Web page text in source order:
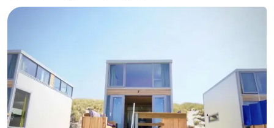
Molens
-
Uitkijkpunten
Attracties
-
Speeltuinen
-